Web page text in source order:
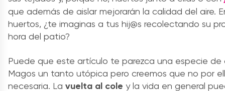
que además de aislar mejorarán la calidad del aire.
huertos, ¿te imaginas a tus hij@s recolectando su
hora del patio?
Puede que este artículo te parezca una especie de
Magos un tanto utópica pero creemos que no por
necesaria. La vuelta al cole y la vida en general